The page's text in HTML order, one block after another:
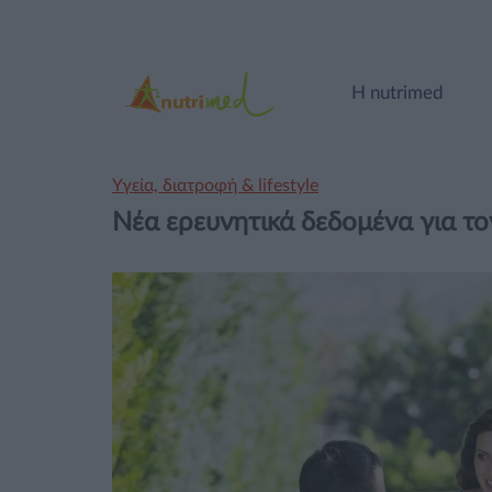
Η nutrimed
Υγεία, διατροφή & lifestyle
Νέα ερευνητικά δεδομένα για